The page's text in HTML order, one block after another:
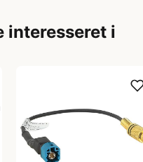
interesseret i